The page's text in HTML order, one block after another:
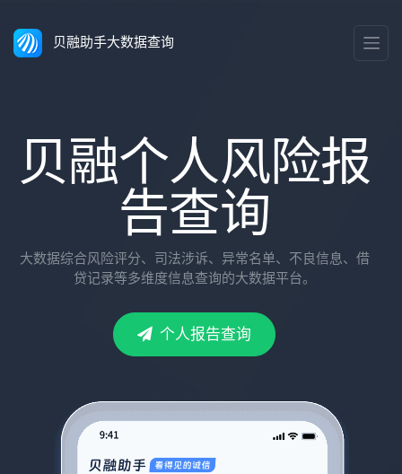
贝融助手大数据查询
贝融个人风险报
告查询
大数据综合风险评分、司法涉诉、异常名单、不良信息、借
贷记录等多维度信息查询的大数据平台。
个人报告查询